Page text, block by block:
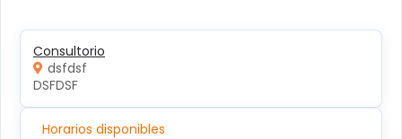
Consultorio
dsfdsf
DSFDSF
Horarios disponibles